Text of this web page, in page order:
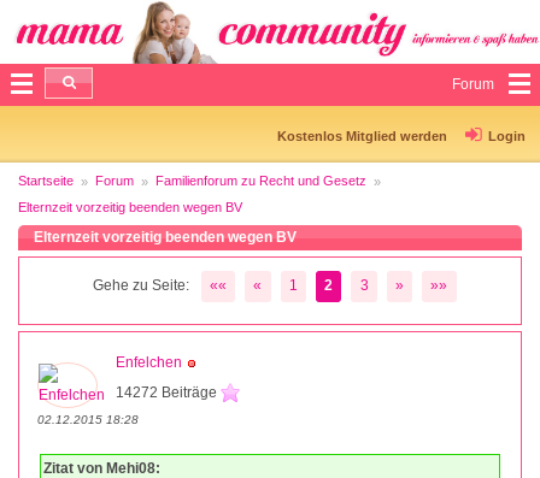
Forum
Kostenlos Mitglied werden Login
Startseite Forum
Familienforum zu Recht und Gesetz
Elternzeit vorzeitig beenden wegen BV
Elternzeit vorzeitig beenden wegen BV
Gehe zu Seite: «« « 1 2 3 » »»
Enfelchen
14272 Beiträge
02.12.2015 18:28
Zitat von Mehi08: